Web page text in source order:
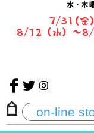
水・ 木
7/31(金)
8/12（水）〜8/
on-line